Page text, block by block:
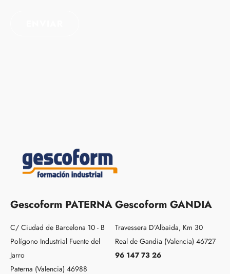
Gescoform PATERNA
C/ Ciudad de Barcelona 10 - B
Polígono Industrial Fuente del
Jarro
Paterna (Valencia) 46988
Gescoform GANDIA
Travessera D’Albaida, Km 30
Real de Gandia (Valencia) 46727
96 147 73 26